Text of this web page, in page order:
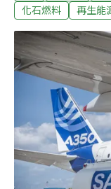
飆升IEA今年3月發
長，幾乎是過往
球用電需求大增，
紀錄、工業用電量
慧的發展推升用
年遇上熱浪，冷氣
化石燃料
再生能